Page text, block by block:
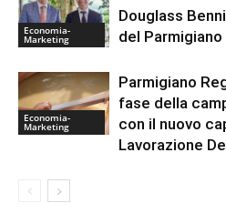
Economia-
Marketing
Douglass
del
Economia-
Marketing
Parmigiano
fase della
con il nuovo
Lavorazione